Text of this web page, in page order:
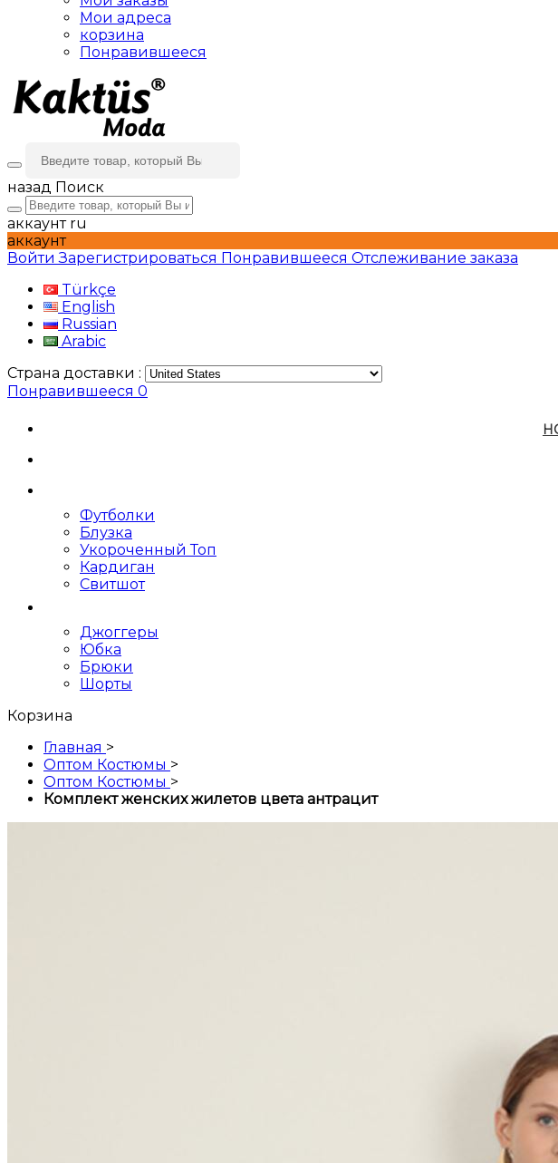
Мои адреса
корзина
Понравившееся
назад Поиск
аккаунт ru
аккаунт
ВойтиЗарегистрироваться Понравившееся Отслеживание заказа
Türkçe
English
Russian
Arabic
Страна доставки :
Понравившееся 0
Футболки
Блузка
Укороченный Топ
Кардиган
Свитшот
Джоггеры
Юбка
Брюки
Шорты
Корзина
Главная >
Оптом Костюмы >
Оптом Костюмы >
Комплект женских жилетов цвета антрацит